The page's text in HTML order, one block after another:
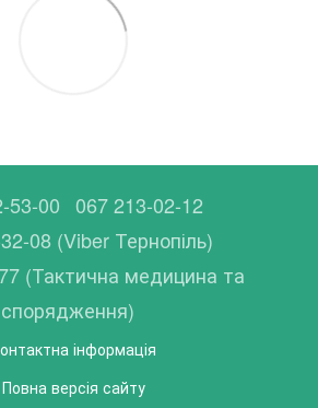
53-00 067 213-02-12
08 (Viber Тернопіль)
(Тактична медицина та
спорядження)
інформація
Повна версія сайту